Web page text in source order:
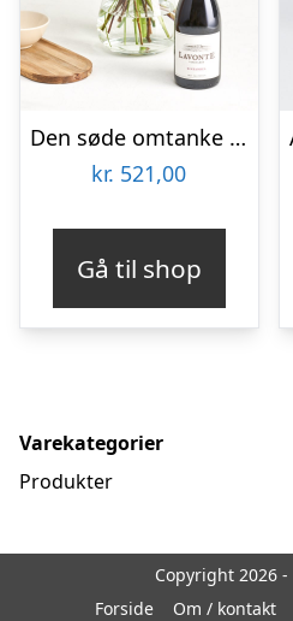
Den søde omtanke med Zinfandel
kr. 521,00
Gå til shop
Varekategorier
Produkter
Copyright 2026 -
Forside
Om / kontakt